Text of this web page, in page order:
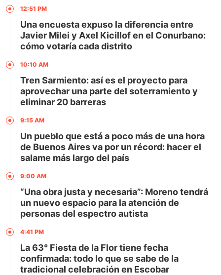
12:51 PM
Una encuesta expuso la diferencia entre
Javier Milei y Axel Kicillof en el Conurbano:
cómo votaría cada distrito
10:10 AM
Tren Sarmiento: así es el proyecto para
aprovechar una parte del soterramiento y
eliminar 20 barreras
9:15 AM
Un pueblo que está a poco más de una hora
de Buenos Aires va por un récord: hacer el
salame más largo del país
9:00 AM
“Una obra justa y necesaria”: Moreno tendrá
un nuevo espacio para la atención de
personas del espectro autista
4:41 PM
La 63° Fiesta de la Flor tiene fecha
confirmada: todo lo que se sabe de la
tradicional celebración en Escobar